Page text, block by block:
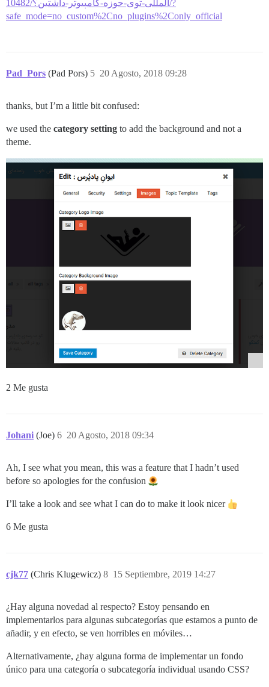
المللی-توی-حوزه-کامپیوتر-داشتین؟/10482/?
safe_mode=no_custom%2Cno_plugins%2Conly_official
Pad_Pors (Pad Pors) 20 Agosto, 2018 09:28
5
thanks, but I’m a little bit confused:
we used the category setting to add the background and not a
theme.
2 Me gusta
Johani (Joe) 20 Agosto, 2018 09:34
6
Ah, I see what you mean, this was a feature that I hadn’t used
before so apologies for the confusion
I’ll take a look and see what I can do to make it look nicer
6 Me gusta
cjk77 (Chris Klugewicz) 15 Septiembre, 2019 14:27
8
¿Hay alguna novedad al respecto? Estoy pensando en
implementarlos para algunas subcategorías que estamos a punto de
añadir, y en efecto, se ven horribles en móviles…
Alternativamente, ¿hay alguna forma de implementar un fondo
único para una categoría o subcategoría individual usando CSS?